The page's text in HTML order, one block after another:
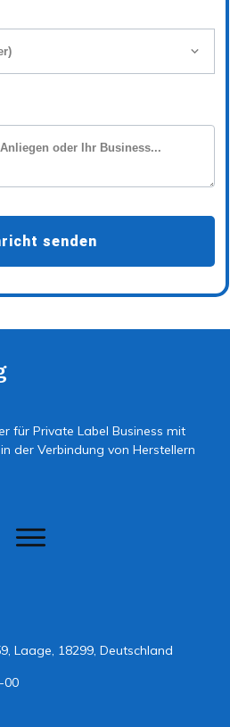
senden
für Private Label Business mit
der Verbindung von Herstellern
Laage, 18299, Deutschland
00